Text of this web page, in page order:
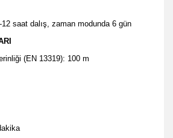
saat dalış, zaman modunda 6 gün
(EN 13319): 100 m